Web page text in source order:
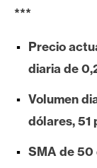
h
e
e
u
***
Precio
diaria de
Volumen
dólares, 51
SMA de 50